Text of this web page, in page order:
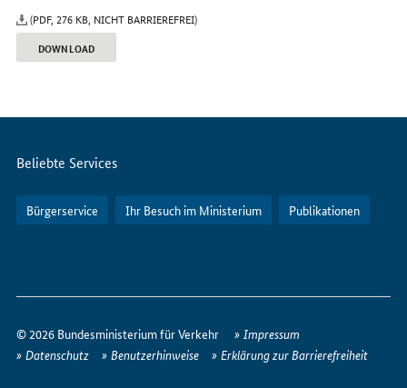
(PDF, 276 KB, NICHT BARRIEREFREI)
DOWNLOAD
Servicemenü
Beliebte Services
Bürgerservice Ihr Besuch im Ministerium Publikationen
erreichen
Sie
© 2026 Bundesministerium für Verkehr
Impressum
Datenschutz
Benutzerhinweise Erklärung zur Barrierefreiheit